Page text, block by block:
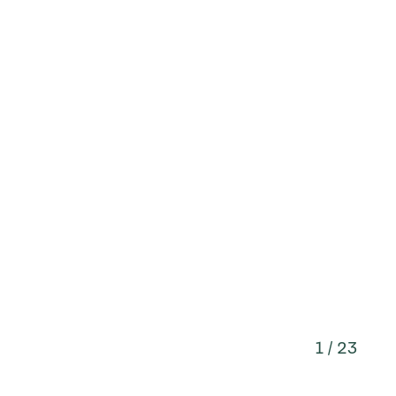
1 / 23